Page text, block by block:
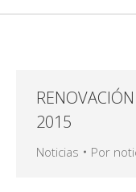
2015
Noticias Por